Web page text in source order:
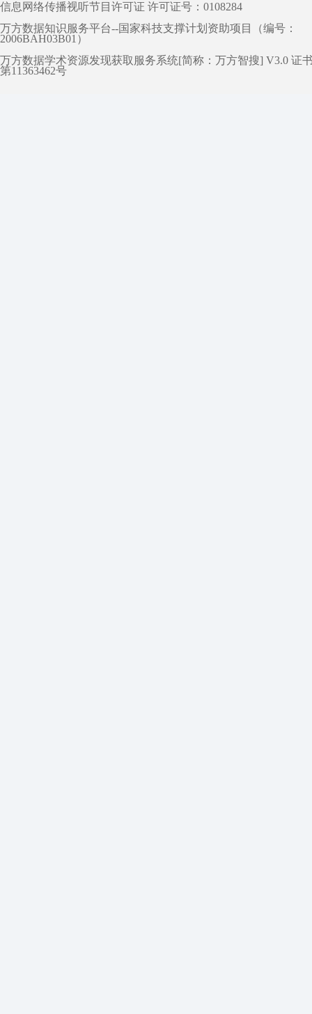
信息网络传播视听节目许可证 许可证号：0108284
万方数据知识服务平台--国家科技支撑计划资助项目（编号：
2006BAH03B01）
万方数据学术资源发现获取服务系统[简称：万方智搜] V3.0 证
第11363462号